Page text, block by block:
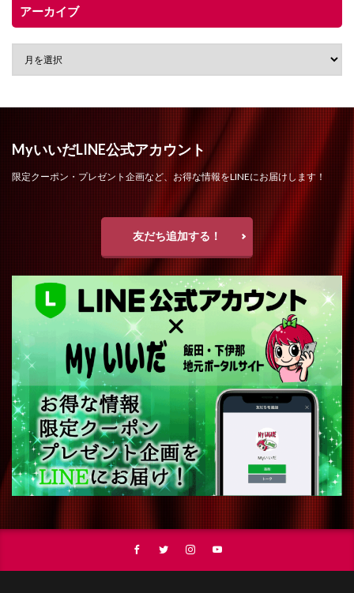
アーカイブ
MyいいだLINE公式アカウント
限定クーポン・プレゼント企画など、お得な情報をLINEにお届けします！
友だち追加する！